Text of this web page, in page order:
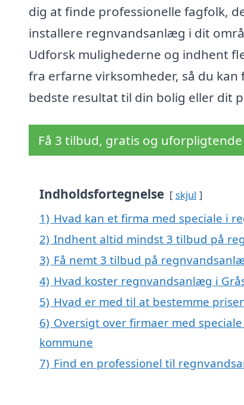
dig at finde professionelle fagfolk,
installere regnvandsanlæg i dit
Udforsk mulighederne og indhent
fra erfarne virksomheder, så du kan
bedste resultat til din bolig eller dit
Få 3 tilbud, gratis og uforpligtende
Indholdsfortegnelse skjul
1) Hvad kan et firma med speciale i
2) Indhent altid mindst 3 tilbud på
3) Få nemt 3 tilbud på
4) Hvad koster regnvandsanlæg i
5) Hvad er med til at bestemme
6) Oversigt over firmaer med
kommune
7) Find en professionel til